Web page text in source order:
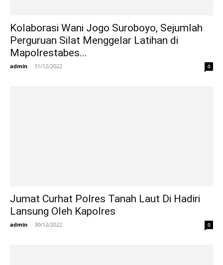
Kolaborasi Wani Jogo Suroboyo, Sejumlah
Perguruan Silat Menggelar Latihan di
Mapolrestabes...
admin - 31/12/2022 0
Jumat Curhat Polres Tanah Laut Di Hadiri
Lansung Oleh Kapolres
admin - 30/12/2022 0